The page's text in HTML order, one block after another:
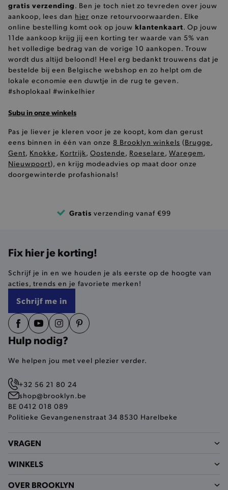
gratis verzending. Ben je toch niet zo tevreden over jouw
aankoop, lees dan hier onze retourvoorwaarden. Elke
online bestelling komt ook op jouw klantenkaart. Op jouw
11de aankoop krijg jij een korting ter waarde van 5% van
het volledige bedrag van de vorige 10 aankopen. Trouw
wordt dus altijd beloond! Heel erg bedankt trouwens dat je
bestelde bij een Belgische webshop en zo helpt om de
lokale economie een duwtje in de rug te geven.
#shoplokaal #winkelhier
Subu in onze winkels
Pas je liever je kleren voor je ze koopt, kom dan gerust
eens binnen in één van onze 8 Brooklyn winkels (Brugge ,
Gent, Knokke , Kortrijk, Oostende , Roeselare , Waregem,
Nieuwpoort), en krijg modeadvies op maat door onze
doorgewinterde profashionals!
Gratis verzending vanaf €99
Fix hier je korting!
Schrijf je in en we houden je als eerste op de hoogte van
acties, trends en je favoriete merken!
Schrijf me in
Hulp nodig?
We helpen jou met veel plezier verder.
+32 56 21 80 24
shop@brooklyn.be
BE 0412 018 089
Politieke Gevangenenstraat 34 8530 Harelbeke
VRAGEN
WINKELS
OVER BROOKLYN
product-added-modal
.brooklyn.be
selected-val .brooklyn.be
pickupStoreVal .brooklyn.be
pickupAddress .brooklyn.be
product_data_storage
Google Privacy Policy